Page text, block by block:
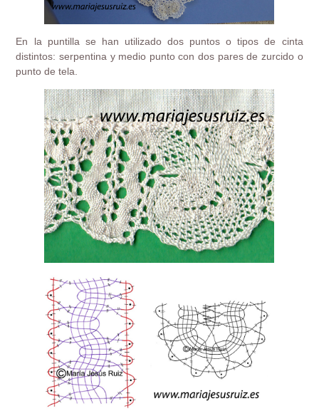
En la puntilla se han utilizado dos puntos o tipos de cinta
distintos: serpentina y medio punto con dos pares de zurcido o
punto de tela.